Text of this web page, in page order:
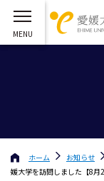
ホーム お知らせ
媛大学を訪問しました【8月